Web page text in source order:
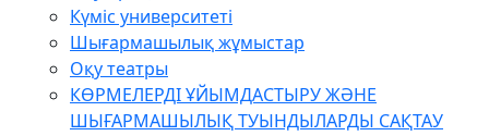
Күміс университеті
Шығармашылық жұмыстар
Оқу театры
КӨРМЕЛЕРДІ ҰЙЫМДАСТЫРУ ЖӘНЕ
ШЫҒАРМАШЫЛЫҚ ТУЫНДЫЛАРДЫ САҚТАУ